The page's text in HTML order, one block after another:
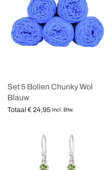
Set 5 Bollen Chunky Wol
Blauw
Totaal € 24,95 Incl. Btw.